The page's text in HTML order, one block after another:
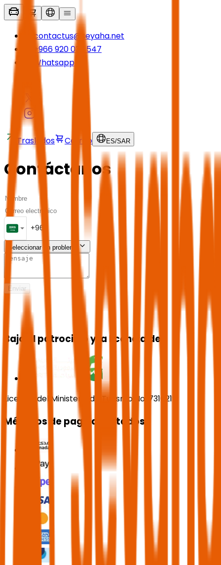
contactus@seyaha.net
+966 920 032 547
Whatsapp
Traslados Carrito ES/SAR
Contáctanos
Seleccionar un problema
Enviar
Bajo el patrocinio y la licencia de
Licencia del Ministerio de Turismo No. 73102191
Métodos de pago aceptados